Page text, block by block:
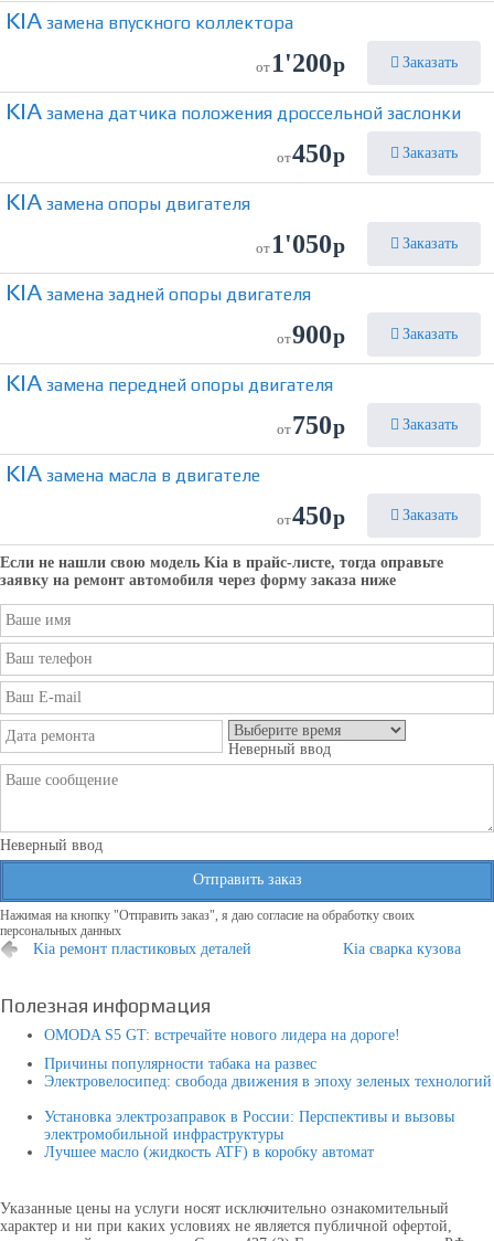
KIA замена впускного коллектора
от 1'200р Заказать
KIA замена датчика положения дроссельной заслонки
от450р Заказать
KIA замена опоры двигателя
от 1'050р Заказать
KIA замена задней опоры двигателя
от900р Заказать
KIA замена передней опоры двигателя
от750р Заказать
KIA замена масла в двигателе
от450р Заказать
Если не нашли свою модель Kia в прайс-листе, тогда оправьте
заявку на ремонт автомобиля через форму заказа ниже
Неверный ввод
Неверный ввод
Отправить заказ
Нажимая на кнопку "Отправить заказ", я даю согласие на обработку своих
персональных данных
Kia ремонт пластиковых деталей Kia сварка кузова
Полезная информация
OMODA S5 GT: встречайте нового лидера на дороге!
Причины популярности табака на развес
Электровелосипед: свобода движения в эпоху зеленых технологий
Установка электрозаправок в России: Перспективы и вызовы
электромобильной инфраструктуры
Лучшее масло (жидкость ATF) в коробку автомат
Указанные цены на услуги носят исключительно ознакомительный
характер и ни при каких условиях не является публичной офертой,